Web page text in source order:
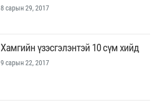
8 сарын 29, 2017
Хамгийн үзэсгэлэнтэй 10 сүм хийд
9 сарын 22, 2017